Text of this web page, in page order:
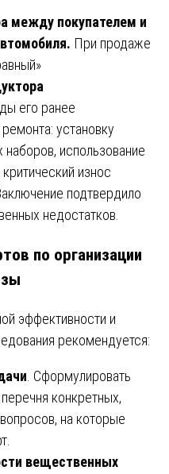
между покупателем и
При продаже
его ранее
установку
использование
износ
подтвердило
недостатков.
по организации
эффективности и
рекомендуется:
. Сформулировать
конкретных,
на которые
вещественных